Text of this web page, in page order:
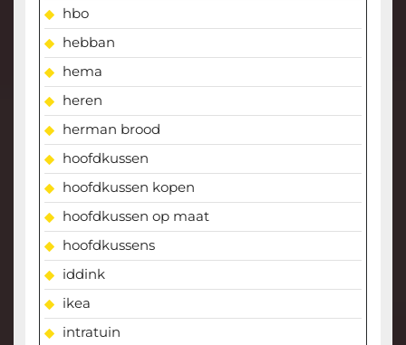
hbo
hebban
hema
heren
herman brood
hoofdkussen
hoofdkussen kopen
hoofdkussen op maat
hoofdkussens
iddink
ikea
intratuin